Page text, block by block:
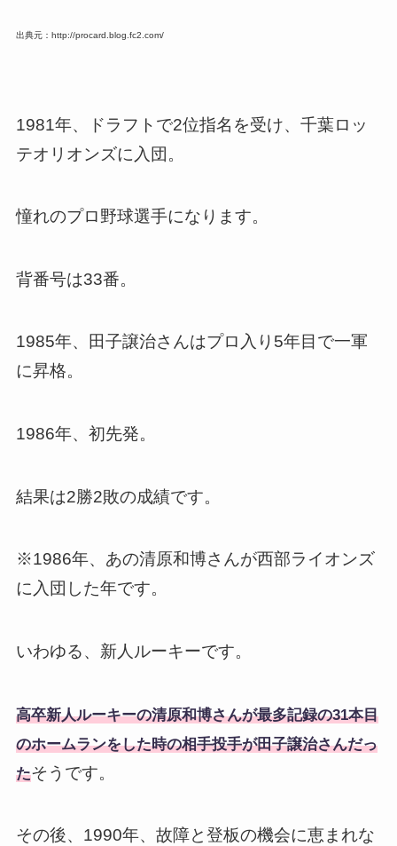
出典元：http://procard.blog.fc2.com/
1981年、ドラフトで2位指名を受け、千葉ロッ
テオリオンズに入団。
憧れのプロ野球選手になります。
背番号は33番。
1985年、田子譲治さんはプロ入り5年目で一軍
に昇格。
1986年、初先発。
結果は2勝2敗の成績です。
※1986年、あの清原和博さんが西部ライオンズ
に入団した年です。
いわゆる、新人ルーキーです。
高卒新人ルーキーの清原和博さんが最多記録の31本目
のホームランをした時の相手投手が田子譲治さんだっ
たそうです。
その後、1990年、故障と登板の機会に恵まれな